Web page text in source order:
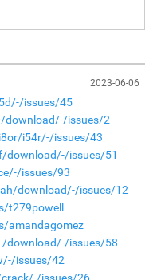
2023-06-06
issues/45
download/-/issues/2
i54r/-/issues/43
download/-/issues/51
issues/93
download/-/issues/12
t279powell
amandagomez
download/-/issues/58
issues/42